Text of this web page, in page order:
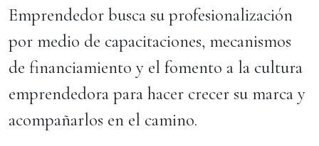
Emprendedor busca su profesionalización
por medio de capacitaciones, mecanismos
de financiamiento y el fomento a la cultura
emprendedora para hacer crecer su marca y
acompañarlos en el camino.